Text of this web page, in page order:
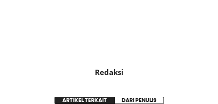
Redaksi
ARTIKEL TERKAIT DARI PENULIS